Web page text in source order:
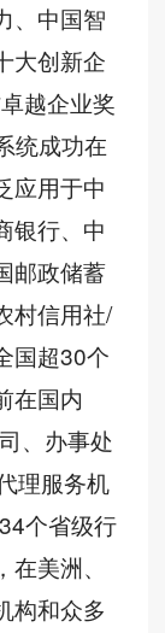
、中国智
大创新企
越企业奖
统成功在
应用于中
银行、中
邮政储蓄
村信用社/
国超30个
在国内
、办事处
理服务机
个省级行
美洲、
构和众多